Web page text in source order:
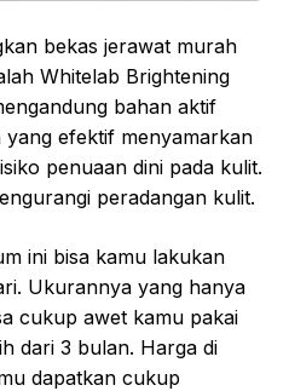
bekas jerawat murah
Whitelab Brightening
bahan aktif
yang efektif menyamarkan
penuaan dini pada kulit.
peradangan kulit.
ini bisa kamu lakukan
Ukurannya yang hanya
cukup awet kamu pakai
dari 3 bulan. Harga di
dapatkan cukup